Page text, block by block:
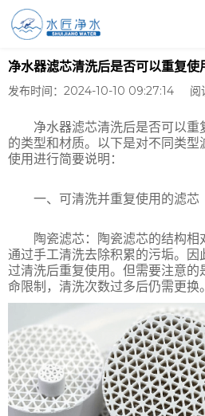
净水器滤芯清洗后是否可以重复使
发布时间：2024-10-10 09:27:14 阅
净水器滤芯清洗后是否可以重
的类型和材质。以下是对不同类
使用进行简要说明：
一、可清洗并重复使用的滤芯
陶瓷滤芯：陶瓷滤芯的结构相
通过手工清洗去除积累的污垢。因
过清洗后重复使用。但需要注意
命限制，清洗次数过多后仍需更换。